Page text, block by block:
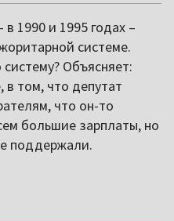
1990 и 1995 годах –
системе.
Объясняет:
в том, что депутат
что он-то
большие зарплаты, но
поддержали.